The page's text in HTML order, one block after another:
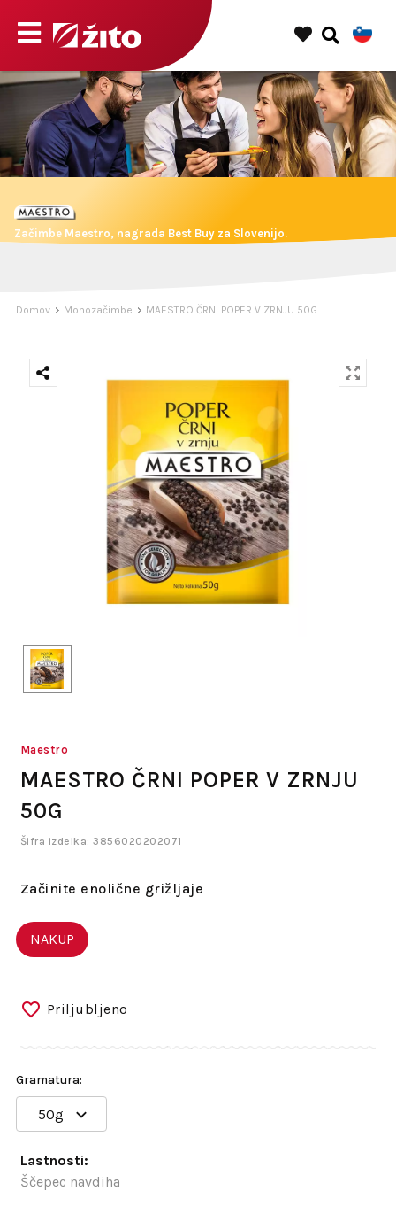
Začimbe Maestro, nagrada Best Buy za Slovenijo.
Domov Monozačimbe MAESTRO ČRNI POPER V ZRNJU 50G
Maestro
MAESTRO ČRNI POPER V ZRNJU
50G
Šifra izdelka: 3856020202071
Začinite enolične grižljaje
NAKUP
Priljubljeno
Gramatura:
50g
Lastnosti:
Ščepec navdiha